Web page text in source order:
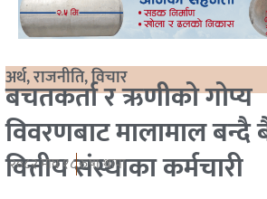
अर्थ,राजनीति,विचार
बचतकर्ता र ऋणीको गोप्य
विवरणबाट मालामाल
वित्तीय संस्थाका कर्मचारी
२०८२ माघ १८रुषा थापा